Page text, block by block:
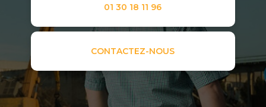
01 30 18 11 96
CONTACTEZ-NOUS